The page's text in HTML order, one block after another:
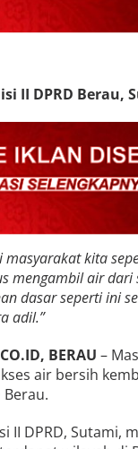
II DPRD Berau,
masyarakat kita
mengambil air dari
dasar seperti ini
adil.”
BERAU –
air bersih
II DPRD, Sutami,